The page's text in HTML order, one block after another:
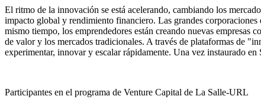
El ritmo de la innovación se está acelerando, cambiando los
impacto global y rendimiento financiero. Las grandes corporaciones
mismo tiempo, los emprendedores están creando nuevas empresas
de valor y los mercados tradicionales. A través de plataformas de
experimentar, innovar y escalar rápidamente. Una vez instaurado
Participantes en el programa de Venture Capital de La Salle-URL